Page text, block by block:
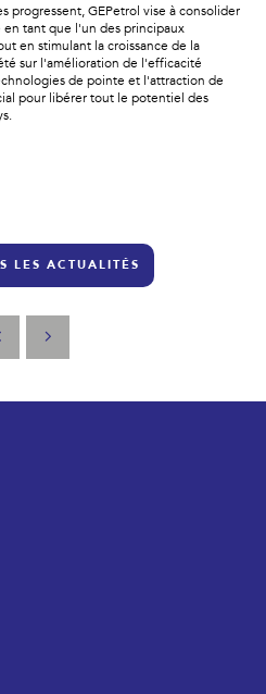
progressent, GEPetrol vise à consolider
tant que l'un des principaux
en stimulant la croissance de la
sur l'amélioration de l'efficacité
de pointe et l'attraction de
pour libérer tout le potentiel des
LES ACTUALITÉS